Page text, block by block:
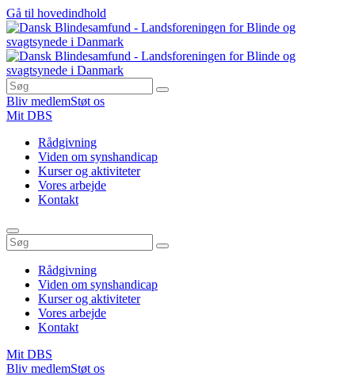
Gå til hovedindhold
Bliv medlemStøt os
Mit DBS
Rådgivning
Viden om synshandicap
Kurser og aktiviteter
Vores arbejde
Kontakt
Rådgivning
Viden om synshandicap
Kurser og aktiviteter
Vores arbejde
Kontakt
Mit DBS
Bliv medlemStøt os